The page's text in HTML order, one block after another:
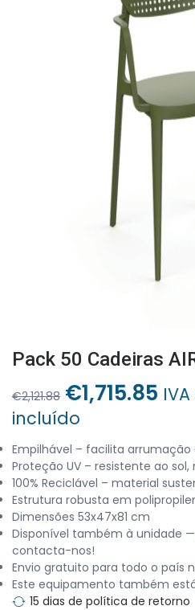
€2,121.88 O
preço
original
era:
€2,121.88.
€1,715.85 O
é:
incluído
Empilhável – facilita
Proteção UV – resistente ao
100% Reciclável – material
Estrutura robusta em
Dimensões 53x47x81 cm
Disponível também à unidade
contacta-nos!
Envio gratuito para todo o país
Este equipamento também
15 dias de política de retorno